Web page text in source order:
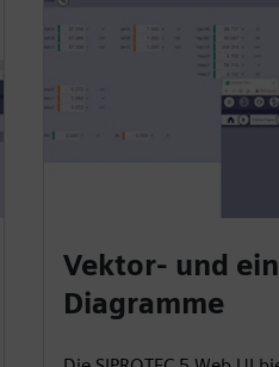
Vektor- und
Diagramme